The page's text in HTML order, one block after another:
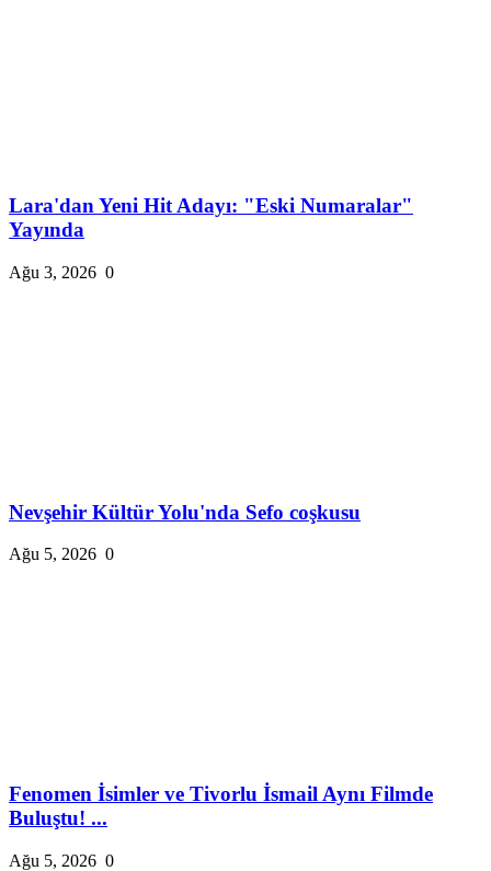
Lara'dan Yeni Hit Adayı: "Eski Numaralar"
Yayında
Ağu 3, 2026 0
Nevşehir Kültür Yolu'nda Sefo coşkusu
Ağu 5, 2026 0
Fenomen İsimler ve Tivorlu İsmail Aynı Filmde
Buluştu! ...
Ağu 5, 2026 0